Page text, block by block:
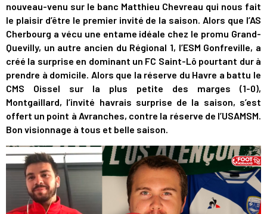
nouveau-venu sur le banc Matthieu Chevreau qui nous fait
le plaisir d’être le premier invité de la saison. Alors que l’AS
Cherbourg a vécu une entame idéale chez le promu Grand-
Quevilly, un autre ancien du Régional 1, l’ESM Gonfreville, a
créé la surprise en dominant un FC Saint-Lô pourtant dur à
prendre à domicile. Alors que la réserve du Havre a battu le
CMS Oissel sur la plus petite des marges (1-0),
Montgaillard, l’invité havrais surprise de la saison, s’est
offert un point à Avranches, contre la réserve de l’USAMSM.
Bon visionnage à tous et belle saison.